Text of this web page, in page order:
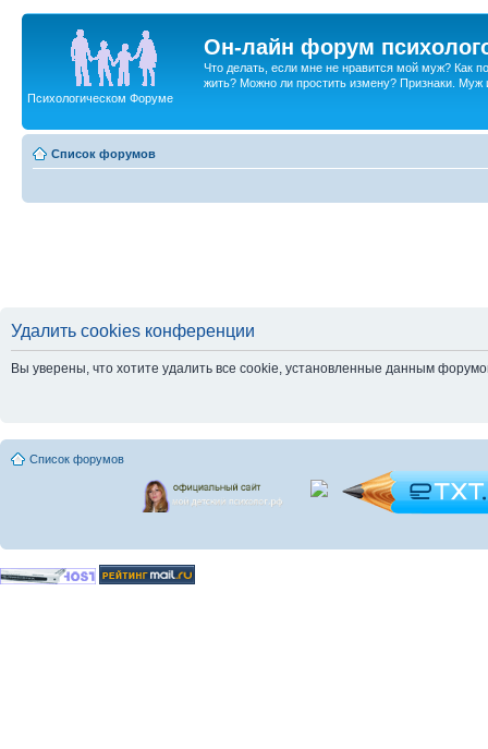
Он-лайн форум
Что делать, если мне не нравится мой муж? Как
жить? Можно ли простить измену? Признаки. Муж
Психологическом Форуме
Список форумов
Удалить cookies конференции
Вы уверены, что хотите удалить все cookie, установленные данным
Список форумов